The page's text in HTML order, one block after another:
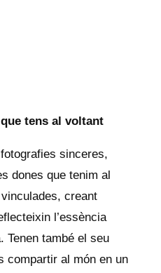
tens al voltant
sinceres,
dones que tenim al
creant
l’essència
Tenen també el seu
compartir al món en un